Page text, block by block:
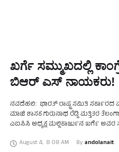
ಖರ್ಗೆ ಸಮ್ಮುಖದಲ್ಲಿ
ಬಿಆರ್ ಎಸ್ ನಾಯಕರು!
ನವದೆಹಲಿ: ಭಾರತ್ ರಾಷ್ಟ್ರ ಸಮಿತಿ ಸರ್ಕಾರದ
ಮಾಜಿ ಶಾಸಕ ಗುರುನಾಥ ರೆಡ್ಡಿ ಮತ್ತಿತರ
ಎಐಸಿಸಿ ಅಧ್ಯಕ್ಷ ಮಲ್ಲಿಕಾರ್ಜುನ ಖರ್ಗೆ ಅವರ
August 4, 8:08 AM By andolanait